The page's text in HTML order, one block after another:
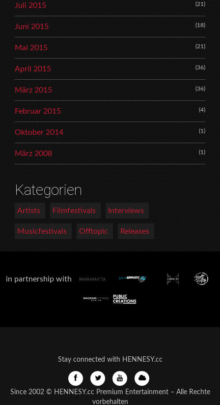
Juli 2015 (21)
Juni 2015 (18)
Mai 2015 (21)
April 2015 (36)
März 2015 (36)
Februar 2015 (4)
Oktober 2014 (1)
März 2008 (1)
Kategorien
Artists Filmfestivals Interviews
Musicfestivals Offtopic Releases
in partnership with
Stay connected with HENNESY.cc
Since 2002 © HENNESY.cc Premium Entertainment – Alle Rechte
vorbehalten